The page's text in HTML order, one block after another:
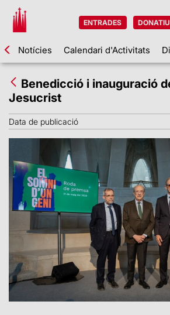
ENTRADES
Notícies Calendari d'Activitats
Benedicció i inauguració
Jesucrist
Data de publicació